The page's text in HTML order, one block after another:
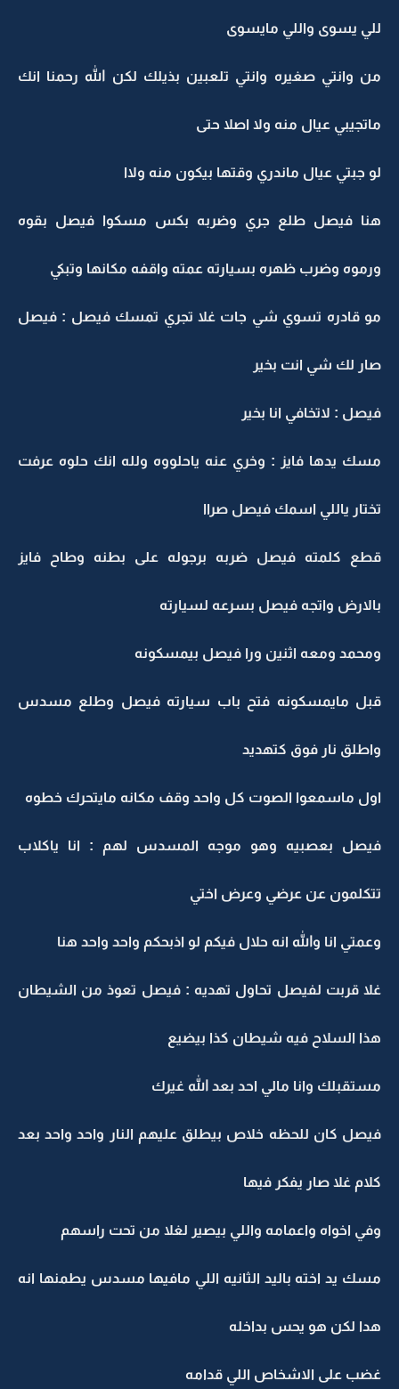
للي يسوى واللي مايسوى
من وانتي صغيره وانتي تلعبين بذيلك لكن الله رحمنا انك
ماتجيبي عيال منه ولا اصلا حتى
لو جبتي عيال ماندري وقتها بيكون منه ولاا
هنا فيصل طلع جري وضربه بكس مسكوا فيصل بقوه
ورموه وضرب ظهره بسيارته عمته واقفه مكانها وتبكي
مو قادره تسوي شي جات غلا تجري تمسك فيصل : فيصل
صار لك شي انت بخير
فيصل : لاتخافي انا بخير
مسك يدها فايز : وخري عنه ياحلووه ولله انك حلوه عرفت
تختار ياللي اسمك فيصل صراا
قطع كلمته فيصل ضربه برجوله على بطنه وطاح فايز
بالارض واتجه فيصل بسرعه لسيارته
ومحمد ومعه اثنين ورا فيصل بيمسكونه
قبل مايمسكونه فتح باب سيارته فيصل وطلع مسدس
واطلق نار فوق كتهديد
اول ماسمعوا الصوت كل واحد وقف مكانه مايتحرك خطوه
فيصل بعصبيه وهو موجه المسدس لهم : انا ياكلاب
تتكلمون عن عرضي وعرض اختي
وعمتي انا والله انه حلال فيكم لو اذبحكم واحد واحد هنا
غلا قربت لفيصل تحاول تهديه : فيصل تعوذ من الشيطان
هذا السلاح فيه شيطان كذا بيضيع
مستقبلك وانا مالي احد بعد الله غيرك
فيصل كان للحظه خلاص بيطلق عليهم النار واحد واحد بعد
كلام غلا صار يفكر فيها
وفي اخواه واعمامه واللي بيصير لغلا من تحت راسهم
مسك يد اخته باليد الثانيه اللي مافيها مسدس يطمنها انه
هدا لكن هو يحس بداخله
غضب على الاشخاص اللي قدامه